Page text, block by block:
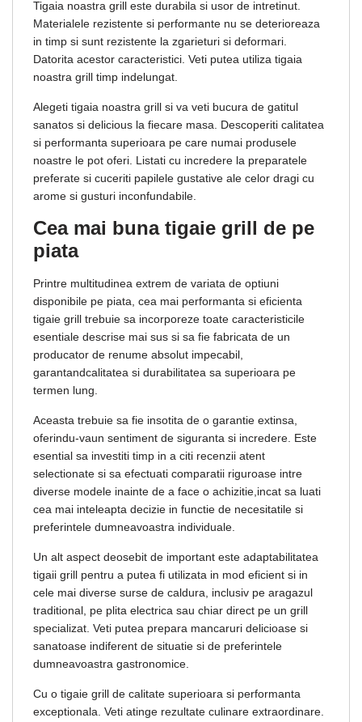
Tigaia noastra grill este durabila si usor de intretinut.
Materialele rezistente si performante nu se deterioreaza
in timp si sunt rezistente la zgarieturi si deformari.
Datorita acestor caracteristici. Veti putea utiliza tigaia
noastra grill timp indelungat.
Alegeti tigaia noastra grill si va veti bucura de gatitul
sanatos si delicious la fiecare masa. Descoperiti calitatea
si performanta superioara pe care numai produsele
noastre le pot oferi. Listati cu incredere la preparatele
preferate si cuceriti papilele gustative ale celor dragi cu
arome si gusturi inconfundabile.
Cea mai buna tigaie grill de pe
piata
Printre multitudinea extrem de variata de optiuni
disponibile pe piata, cea mai performanta si eficienta
tigaie grill trebuie sa incorporeze toate caracteristicile
esentiale descrise mai sus si sa fie fabricata de un
producator de renume absolut impecabil,
garantandcalitatea si durabilitatea sa superioara pe
termen lung.
Aceasta trebuie sa fie insotita de o garantie extinsa,
oferindu-vaun sentiment de siguranta si incredere. Este
esential sa investiti timp in a citi recenzii atent
selectionate si sa efectuati comparatii riguroase intre
diverse modele inainte de a face o achizitie,incat sa luati
cea mai inteleapta decizie in functie de necesitatile si
preferintele dumneavoastra individuale.
Un alt aspect deosebit de important este adaptabilitatea
tigaii grill pentru a putea fi utilizata in mod eficient si in
cele mai diverse surse de caldura, inclusiv pe aragazul
traditional, pe plita electrica sau chiar direct pe un grill
specializat. Veti putea prepara mancaruri delicioase si
sanatoase indiferent de situatie si de preferintele
dumneavoastra gastronomice.
Cu o tigaie grill de calitate superioara si performanta
exceptionala. Veti atinge rezultate culinare extraordinare.